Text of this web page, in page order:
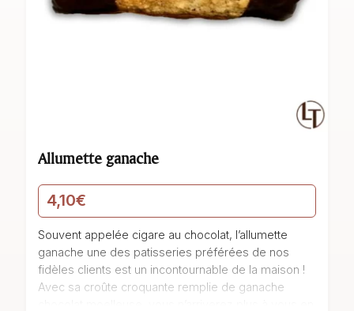
Allumette ganache
4,10€
Souvent appelée cigare au chocolat, l’allumette
ganache une des patisseries préférées de nos
fidèles clients est un incontournable de la maison !
Avec sa croûte croquante remplie de ganache